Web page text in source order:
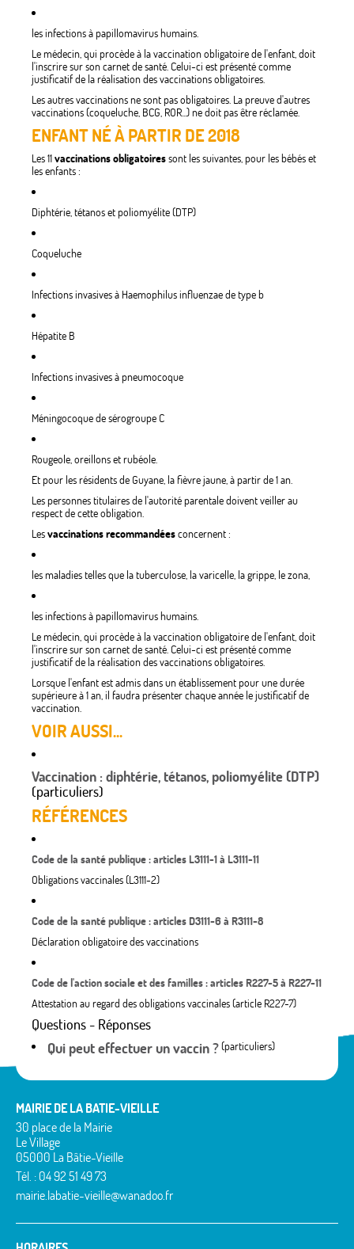
les infections à papillomavirus humains.
Le médecin, qui procède à la vaccination obligatoire de l'enfant, doit
l'inscrire sur son carnet de santé. Celui-ci est présenté comme
justificatif de la réalisation des vaccinations obligatoires.
Les autres vaccinations ne sont pas obligatoires. La preuve d'autres
vaccinations (coqueluche, BCG, ROR...) ne doit pas être réclamée.
ENFANT NÉ À PARTIR DE 2018
Les 11vaccinations obligatoiressont les suivantes, pour les bébés et
les enfants :
Diphtérie, tétanos et poliomyélite (DTP)
Coqueluche
Infections invasives à Haemophilus influenzae de type b
Hépatite B
Infections invasives à pneumocoque
Méningocoque de sérogroupe C
Rougeole, oreillons et rubéole.
Et pour les résidents de Guyane, la fièvre jaune, à partir de 1 an.
Les personnes titulaires de l'autorité parentale doivent veiller au
respect de cette obligation.
Lesvaccinations recommandéesconcernent :
les maladies telles que la tuberculose, la varicelle, la grippe, le zona,
les infections à papillomavirus humains.
Le médecin, qui procède à la vaccination obligatoire de l'enfant, doit
l'inscrire sur son carnet de santé. Celui-ci est présenté comme
justificatif de la réalisation des vaccinations obligatoires.
Lorsque l'enfant est admis dans un établissement pour une durée
supérieure à 1 an, il faudra présenter chaque année le justificatif de
vaccination.
VOIR AUSSI...
Vaccination : diphtérie, tétanos, poliomyélite (DTP)
(particuliers)
RÉFÉRENCES
Code de la santé publique : articles L3111-1 à L3111-11
Obligations vaccinales (L3111-2)
Code de la santé publique : articles D3111-6 à R3111-8
Déclaration obligatoire des vaccinations
Code de l'action sociale et des familles : articles R227-5 à R227-11
Attestation au regard des obligations vaccinales (article R227-7)
Questions - Réponses
Qui peut effectuer un vaccin ?(particuliers)
MAIRIE DE LA BATIE-VIEILLE
30 place de la Mairie
Le Village
05000 La Bâtie-Vieille
Tél. : 04 92 51 49 73
mairie.labatie-vieille@wanadoo.fr